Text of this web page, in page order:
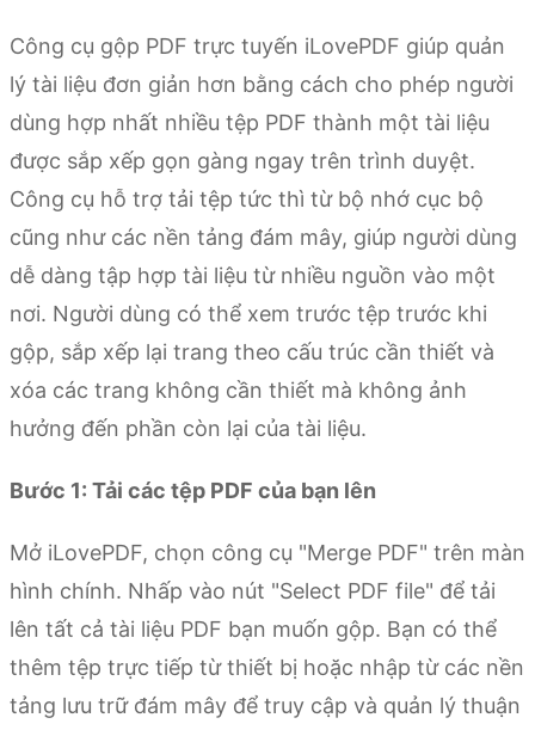
Công cụ gộp PDF trực tuyến iLovePDF giúp quản
lý tài liệu đơn giản hơn bằng cách cho phép người
dùng hợp nhất nhiều tệp PDF thành một tài liệu
được sắp xếp gọn gàng ngay trên trình duyệt.
Công cụ hỗ trợ tải tệp tức thì từ bộ nhớ cục bộ
cũng như các nền tảng đám mây, giúp người dùng
dễ dàng tập hợp tài liệu từ nhiều nguồn vào một
nơi. Người dùng có thể xem trước tệp trước khi
gộp, sắp xếp lại trang theo cấu trúc cần thiết và
xóa các trang không cần thiết mà không ảnh
hưởng đến phần còn lại của tài liệu.
Bước 1: Tải các tệp PDF của bạn lên
Mở iLovePDF, chọn công cụ "Merge PDF" trên màn
hình chính. Nhấp vào nút "Select PDF file" để tải
lên tất cả tài liệu PDF bạn muốn gộp. Bạn có thể
thêm tệp trực tiếp từ thiết bị hoặc nhập từ các nền
tảng lưu trữ đám mây để truy cập và quản lý thuận